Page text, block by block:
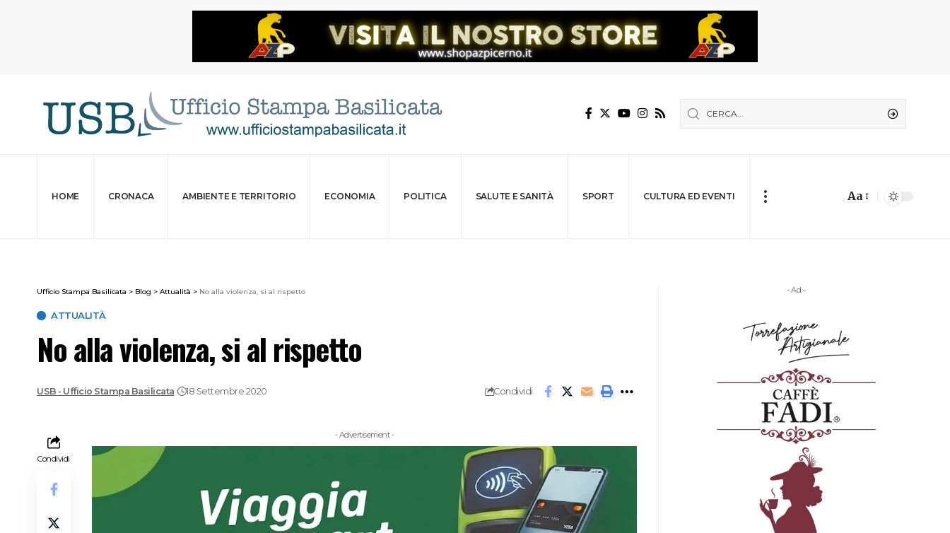
HOME CRONACA AMBIENTE E TERRITORIO ECONOMIA POLITICA SALUTE E SANITÀ SPORT CULTURA ED EVENTI Aa
Ufficio Stampa Basilicata > Blog > Attualità > No alla violenza, si al rispetto
ATTUALITÀ
No alla violenza, si al rispetto
USB - Ufficio Stampa Basilicata 18 Settembre 2020 Condividi
Condividi
- Advertisement -
- Ad -